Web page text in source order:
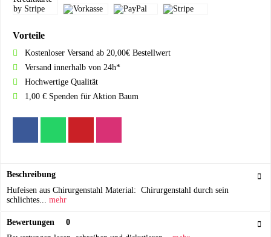
Vorteile
Kostenloser Versand ab 20,00€ Bestellwert
Versand innerhalb von 24h*
Hochwertige Qualität
1,00 € Spenden für Aktion Baum
Beschreibung
Hufeisen aus Chirurgenstahl Material: Chirurgenstahl durch sein
schlichtes... mehr
Bewertungen
0